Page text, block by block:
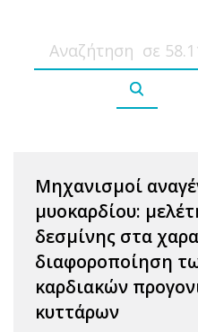
Μηχανισμοί
μυοκαρδίου:
δεσμίνης στα
διαφοροποίηση
καρδιακών
κυττάρων